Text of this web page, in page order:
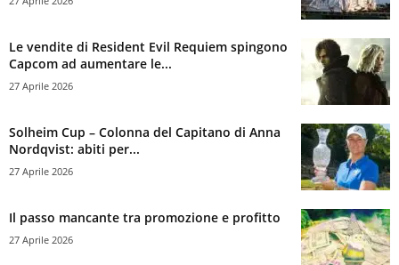
Le vendite di Resident Evil Requiem spingono
Capcom ad aumentare le...
27 Aprile 2026
Solheim Cup – Colonna del Capitano di Anna
Nordqvist: abiti per...
27 Aprile 2026
Il passo mancante tra promozione e profitto
27 Aprile 2026